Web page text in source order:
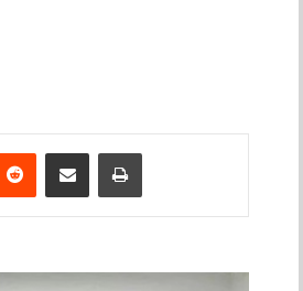
Reddit Share via Email Print